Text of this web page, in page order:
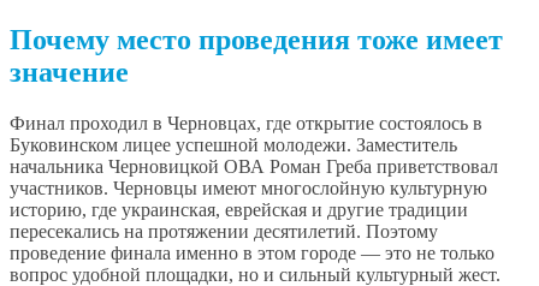
Почему место проведения тоже имеет
значение
Финал проходил в Черновцах, где открытие состоялось в
Буковинском лицее успешной молодежи. Заместитель
начальника Черновицкой ОВА Роман Греба приветствовал
участников. Черновцы имеют многослойную культурную
историю, где украинская, еврейская и другие традиции
пересекались на протяжении десятилетий. Поэтому
проведение финала именно в этом городе — это не только
вопрос удобной площадки, но и сильный культурный жест.